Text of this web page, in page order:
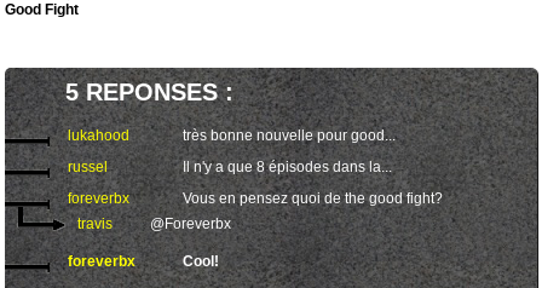
Good Fight
5 REPONSES :
lukahood
très bonne nouvelle pour good...
russel
Il n'y a que 8 épisodes dans la...
foreverbx
Vous en pensez quoi de the good fight?
travis
@Foreverbx
foreverbx Cool!